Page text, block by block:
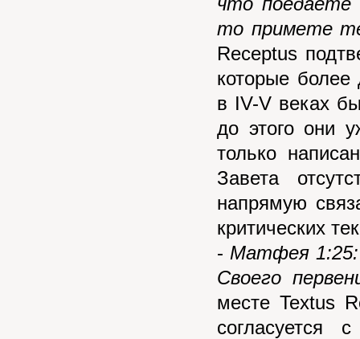
то примете
Receptus
которые более
в IV-V веках
до этого они
только
Завета
напрямую
критических
- Матфея 1:25:
Своего
месте Textus